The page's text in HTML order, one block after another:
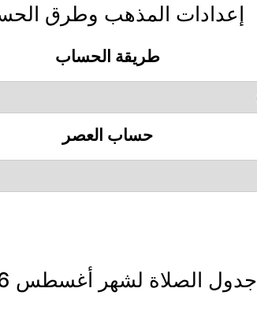
إعدادات المذهب وطرق
طريقة الحساب
حساب العصر
جدول الصلاة لشهر أغسطس 2026